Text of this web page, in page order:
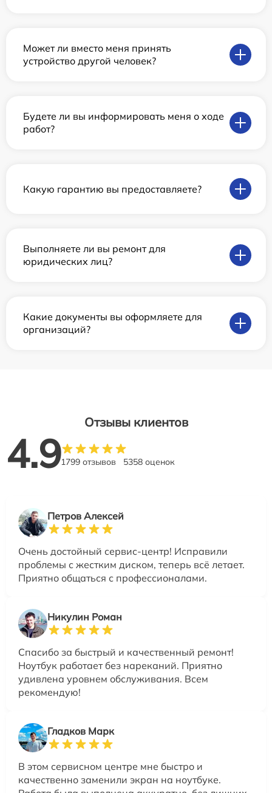
Может ли вместо меня принять
устройство другой человек?
Будете ли вы информировать меня о ходе
работ?
Какую гарантию вы предоставляете?
Выполняете ли вы ремонт для
юридических лиц?
Какие документы вы оформляете для
организаций?
Отзывы клиентов
4.91799 отзывов 5358 оценок
Петров Алексей
Очень достойный сервис-центр! Исправили
проблемы с жестким диском, теперь всё летает.
Приятно общаться с профессионалами.
Никулин Роман
Спасибо за быстрый и качественный ремонт!
Ноутбук работает без нареканий. Приятно
удивлена уровнем обслуживания. Всем
рекомендую!
Гладков Марк
В этом сервисном центре мне быстро и
качественно заменили экран на ноутбуке.